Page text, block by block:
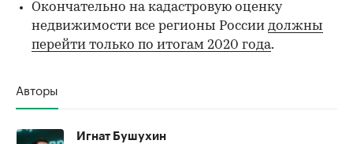
Окончательно на кадастровую оценку
недвижимости все регионы России должны
перейти только по итогам 2020 года.
Авторы
Игнат Бушухин